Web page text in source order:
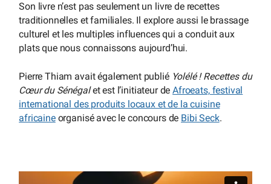
Son livre n’est pas seulement un livre de recettes
traditionnelles et familiales. Il explore aussi le brassage
culturel et les multiples influences qui a conduit aux
plats que nous connaissons aujourd’hui.
Pierre Thiam avait également publié Yolélé ! Recettes du
Cœur du Sénégalet est l’initiateur deAfroeats, festival
international des produits locaux et de la cuisine
africaineorganisé avec le concours de Bibi Seck.